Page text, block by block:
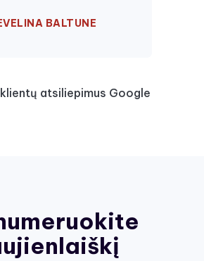
BALTUNE
atsiliepimus Google